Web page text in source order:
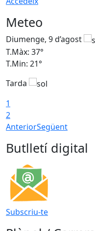
Meteo
Diumenge, 9 d’agost
T.Màx: 37°
T.Min: 21°
Tarda
1
2
AnteriorSegüent
Butlletí digital
Subscriu-te